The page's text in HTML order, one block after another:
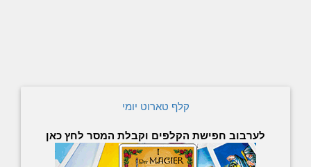
קלף טארוט יומי
לערבוב חפישת הקלפים וקבלת המסר לחץ כאן